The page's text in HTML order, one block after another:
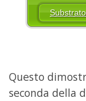
Questo
seconda della